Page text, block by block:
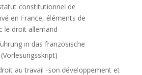
constitutionnel de
en France, éléments de
le droit allemand
in das französische
au travail -son développement et